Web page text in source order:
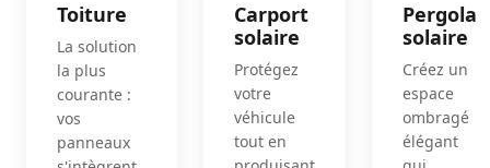
Toiture
La solution
la plus
courante :
vos
panneaux
Carport
solaire
Protégez
votre
véhicule
tout en
Pergola
solaire
Créez un
espace
ombragé
élégant